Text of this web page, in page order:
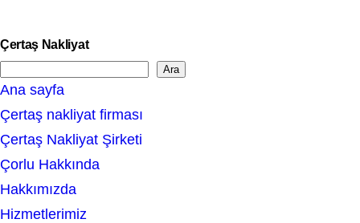
Çertaş Nakliyat
e
a
r
c
h
Ara
Ana sayfa
Çertaş nakliyat firması
Çertaş Nakliyat Şirketi
Çorlu Hakkında
Hakkımızda
Hizmetlerimiz